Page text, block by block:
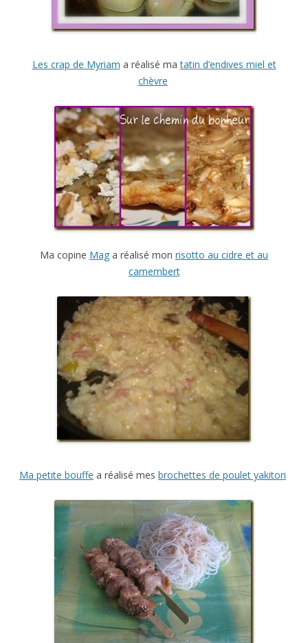
Les crap de Myriam a réalisé matatin d’endives miel et
chèvre
Ma copine Mag a réalisé mon risotto au cidre et au
camembert
Ma petite bouffe a réalisé mes brochettes de poulet yakitori